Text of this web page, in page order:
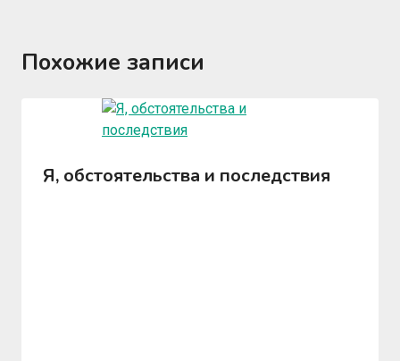
Похожие записи
Я, обстоятельства и последствия